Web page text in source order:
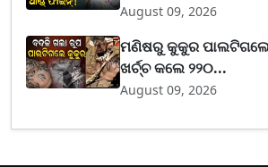
August 09, 2026
ମଣିଷରୁ କୁକୁର
ଖର୍ଚ୍ଚ କଲେ ୨୨୦...
August 09, 2026